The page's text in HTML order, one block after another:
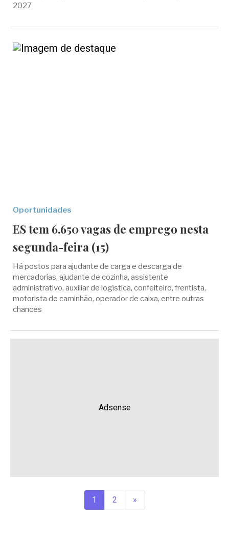
2027
Oportunidades
ES tem 6.650 vagas de emprego nesta
segunda-feira (15)
Há postos para ajudante de carga e descarga de
mercadorias, ajudante de cozinha, assistente
administrativo, auxiliar de logística, confeiteiro, frentista,
motorista de caminhão, operador de caixa, entre outras
chances
Adsense
1 2 »